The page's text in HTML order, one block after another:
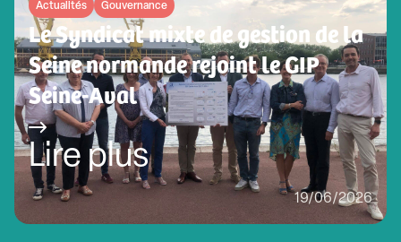
Actualités Gouvernance
Le Syndicat mixte de gestion de la
Seine normande rejoint le GIP
Seine-Aval
Lire plus
19/06/2026